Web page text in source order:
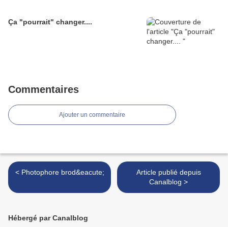
Ça "pourrait" changer....
Commentaires
Ajouter un commentaire
< Photophore brod&eacute;
Article publié depuis
Canalblog >
Hébergé par Canalblog